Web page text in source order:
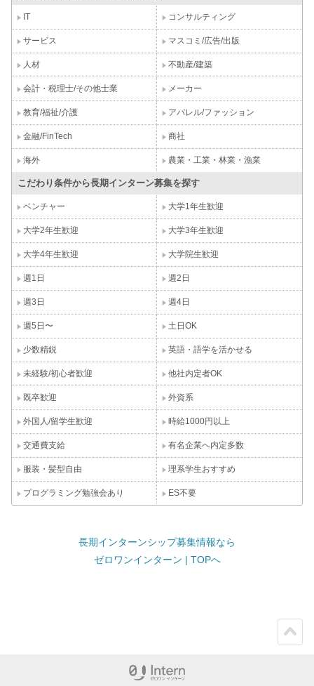
IT コンサルティング
サービス マスコミ/広告/出版
人材 不動産/建築
会計・税理士/その他士業 メーカー
教育/福祉/介護 アパレル/ファッション
金融/FinTech 商社
海外 農業・工業・林業・漁業
こだわり条件から長期インターン募集を探す
ベンチャー 大学1年生歓迎
大学2年生歓迎 大学3年生歓迎
大学4年生歓迎 大学院生歓迎
週1日 週2日
週3日 週4日
週5日〜 土日OK
少数精鋭 英語・語学を活かせる
未経験/初心者歓迎 他社内定者OK
既卒歓迎 外資系
外国人/留学生歓迎 時給1000円以上
交通費支給 有名企業へ内定多数
服装・髪型自由 理系学生おすすめ
プログラミング勉強会あり ES不要
長期インターンシップ募集情報なら
ゼロワンインターン | TOPへ